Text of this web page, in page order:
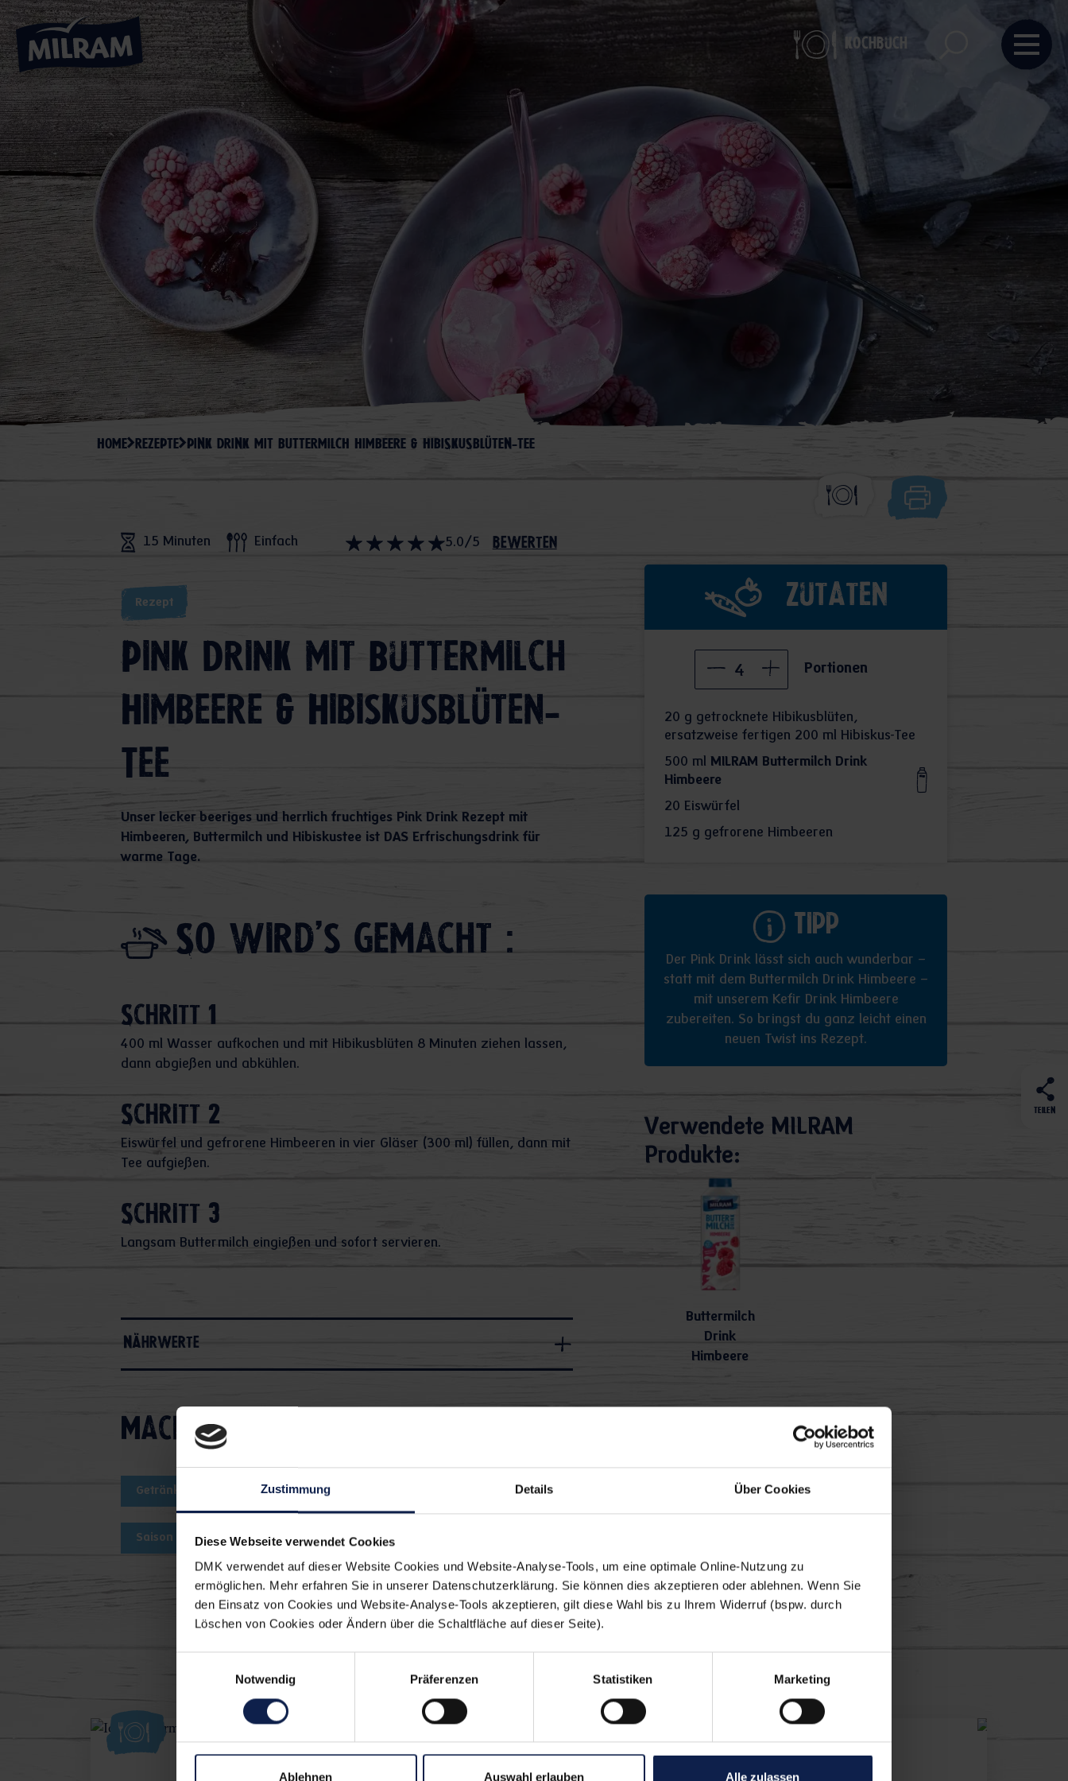
Zustimmung Details Über Cookies
Diese Webseite verwendet Cookies
DMK verwendet auf dieser Website Cookies und Website-Analyse-Tools, um eine optimale Online-Nutzung zu
ermöglichen. Mehr erfahren Sie in unserer Datenschutzerklärung. Sie können dies akzeptieren oder ablehnen. Wenn Sie
den Einsatz von Cookies und Website-Analyse-Tools akzeptieren, gilt diese Wahl bis zu Ihrem Widerruf (bspw. durch
Löschen von Cookies oder Ändern über die Schaltfläche auf dieser Seite).
Notwendig
Präferenzen Statistiken Marketing
Ablehnen Auswahl erlauben Alle zulassen
Kochbuch
TEILEN
HOME REZEPTE PINK DRINK MIT BUTTERMILCH HIMBEERE & HIBISKUSBLÜTEN-TEE
15 Minuten Einfach 5.0/5 bewerten
Rezept
Pink Drink mit Buttermilch
Himbeere & Hibiskusblüten-
Tee
Unser lecker beeriges und herrlich fruchtiges Pink Drink Rezept mit
Himbeeren, Buttermilch und Hibiskustee ist DAS Erfrischungsdrink für
warme Tage.
So wird's gemacht :
Schritt 1
400 ml Wasser aufkochen und mit Hibikusblüten 8 Minuten ziehen lassen,
dann abgießen und abkühlen.
Schritt 2
Eiswürfel und gefrorene Himbeeren in vier Gläser (300 ml) füllen, dann mit
Tee aufgießen.
Schritt 3
Langsam Buttermilch eingießen und sofort servieren.
Nährwerte
Macht's euch einfach lecker:
Getränk Sommer Getränke
Saison Sommer Erfrischungen Drinks unterwegs
Zutaten
Portionen
20 g getrocknete Hibikusblüten,
ersatzweise fertigen 200 ml Hibiskus-Tee
500 ml MILRAM Buttermilch Drink
Himbeere
20 Eiswürfel
125 g gefrorene Himbeeren
Tipp
Der Pink Drink lässt sich auch wunderbar –
statt mit dem Buttermilch Drink Himbeere –
mit unserem Kefir Drink Himbeere
zubereiten. So bringst du ganz leicht einen
neuen Twist ins Rezept.
Verwendete MILRAM
Produkte:
Buttermilch
Drink
Himbeere
Die können sich auch schmecken lassen